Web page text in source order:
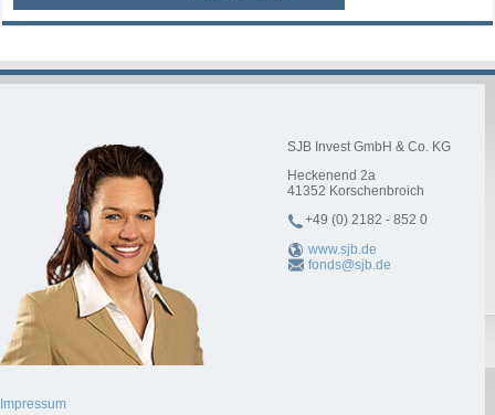
SJB Invest GmbH & Co. KG
Heckenend 2a
41352 Korschenbroich
+49 (0) 2182 - 852 0
www.sjb.de
fonds@sjb.de
Impressum